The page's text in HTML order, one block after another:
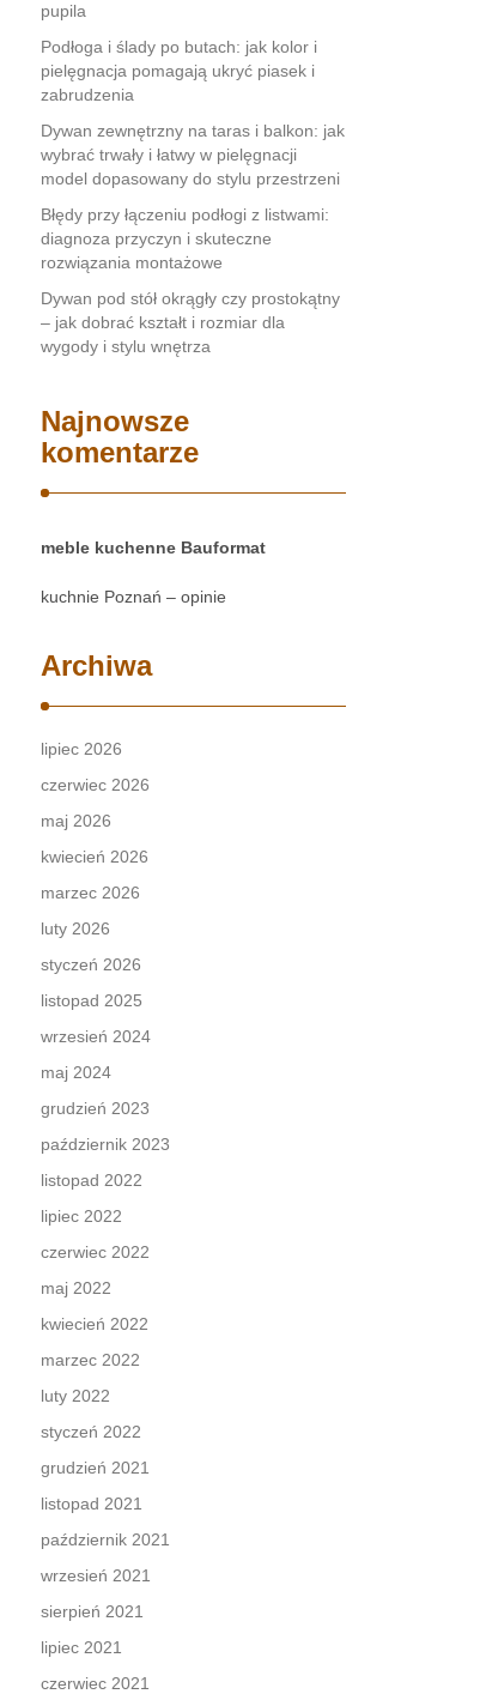
pupila
Podłoga i ślady po butach: jak kolor i
pielęgnacja pomagają ukryć piasek i
zabrudzenia
Dywan zewnętrzny na taras i balkon: jak
wybrać trwały i łatwy w pielęgnacji
model dopasowany do stylu przestrzeni
Błędy przy łączeniu podłogi z listwami:
diagnoza przyczyn i skuteczne
rozwiązania montażowe
Dywan pod stół okrągły czy prostokątny
– jak dobrać kształt i rozmiar dla
wygody i stylu wnętrza
Najnowsze
komentarze
meble kuchenne Bauformat
kuchnie Poznań – opinie
Archiwa
lipiec 2026
czerwiec 2026
maj 2026
kwiecień 2026
marzec 2026
luty 2026
styczeń 2026
listopad 2025
wrzesień 2024
maj 2024
grudzień 2023
październik 2023
listopad 2022
lipiec 2022
czerwiec 2022
maj 2022
kwiecień 2022
marzec 2022
luty 2022
styczeń 2022
grudzień 2021
listopad 2021
październik 2021
wrzesień 2021
sierpień 2021
lipiec 2021
czerwiec 2021